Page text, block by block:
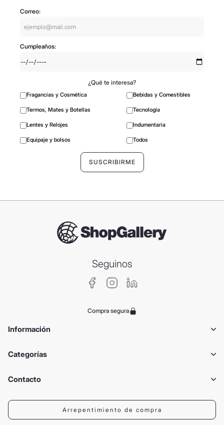
Correo:
Cumpleaños:
¿Qué te interesa?
Fragancias y Cosmética Bebidas y Comestibles
Termos, Mates y Botellas Tecnología
Lentes y Relojes Indumentaria
Equipaje y bolsos Todos
Seguinos
Compra segura
Información
Categorías
Contacto
Arrepentimiento de compra